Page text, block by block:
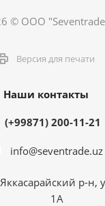
© ООО
Версия для печати
Наши контакты
(+99871) 200-11-21
info@seventrade.uz
р-н,
1А